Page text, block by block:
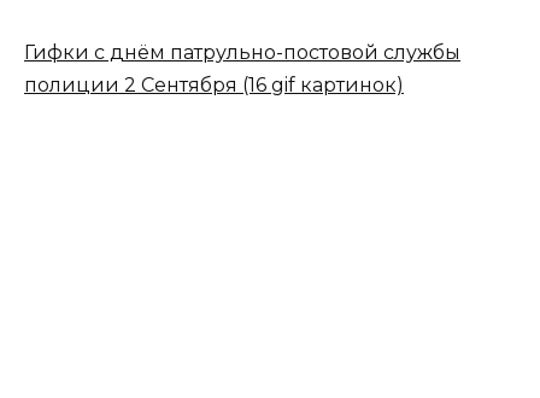
Гифки с днём патрульно-постовой службы
полиции 2 Сентября (16 gif картинок)